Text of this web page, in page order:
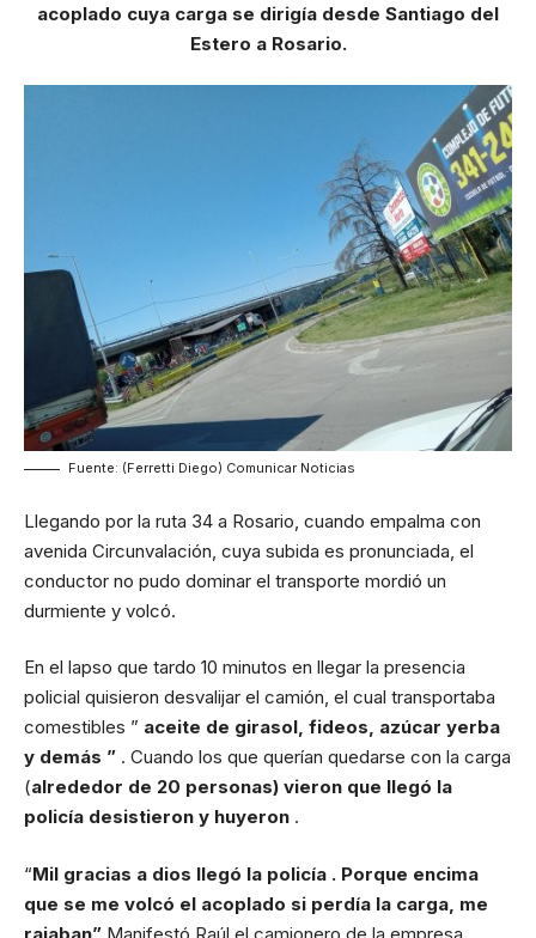
acoplado cuya carga se dirigía desde Santiago del
Estero a Rosario.
Fuente: (Ferretti Diego) Comunicar Noticias
Llegando por la ruta 34 a Rosario, cuando empalma con
avenida Circunvalación, cuya subida es pronunciada, el
conductor no pudo dominar el transporte mordió un
durmiente y volcó.
En el lapso que tardo 10 minutos en llegar la presencia
policial quisieron desvalijar el camión, el cual transportaba
comestibles ” aceite de girasol, fideos, azúcar yerba
y demás ” . Cuando los que querían quedarse con la carga
(alrededor de 20 personas) vieron que llegó la
policía desistieron y huyeron .
“Mil gracias a dios llegó la policía . Porque encima
que se me volcó el acoplado si perdía la carga, me